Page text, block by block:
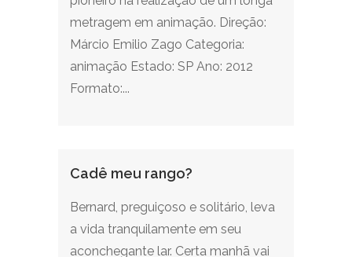
metragem em animação. Direção:
Márcio Emilio Zago Categoria:
animação Estado: SP Ano: 2012
Formato:...
Cadê meu rango?
Bernard, preguiçoso e solitário, leva
a vida tranquilamente em seu
aconchegante lar. Certa manhã vai